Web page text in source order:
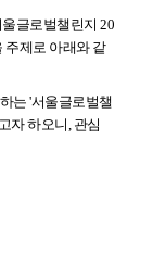
글로벌챌린지 20
주제로 아래와 같
는 '서울글로벌챌
자 하오니, 관심